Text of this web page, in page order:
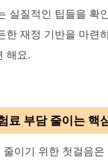
실질적인 팁들을 확
한 재정 기반을 마련
해요.
료 부담 줄이는 핵
줄이기 위한 첫걸음은